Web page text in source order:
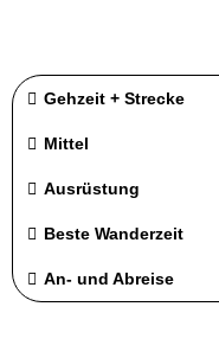
Gehzeit + Strecke
Mittel
Ausrüstung
Beste Wanderzeit
An- und Abreise